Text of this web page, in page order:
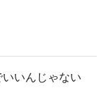
いんじゃない